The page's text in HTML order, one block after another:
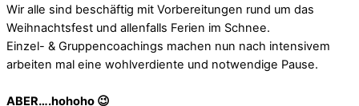
Wir alle sind beschäftig mit Vorbereitungen rund um das
Weihnachtsfest und allenfalls Ferien im Schnee.
Einzel- & Gruppencoachings machen nun nach intensivem
arbeiten mal eine wohlverdiente und notwendige Pause.
ABER….hohoho 😉